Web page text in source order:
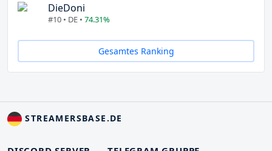
DieDoni
#10 • DE • 74.31%
Gesamtes Ranking
STREAMERSBASE.DE